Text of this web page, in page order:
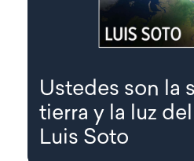
Ustedes son la
tierra y la luz
Luis Soto